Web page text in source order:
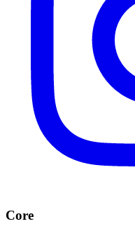
Core